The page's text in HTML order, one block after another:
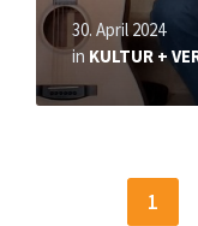
30. April 2024
in KULTUR +
1